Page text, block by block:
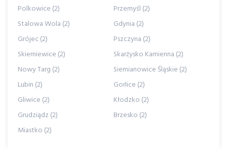
Polkowice (2)
Przemyśl (2)
Stalowa Wola (2)
Gdynia (2)
Grójec (2)
Pszczyna (2)
Skierniewice (2)
Skarżysko Kamienna (2)
Nowy Targ (2)
Siemianowice Śląskie (2)
Lubin (2)
Gorlice (2)
Gliwice (2)
Kłodzko (2)
Grudziądz (2)
Brzesko (2)
Miastko (2)